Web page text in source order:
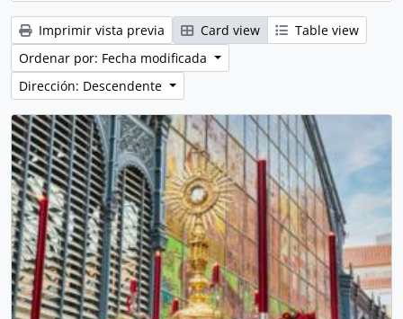
Imprimir vista previa Card view
Table view
Ordenar por: Fecha modificada
Dirección: Descendente